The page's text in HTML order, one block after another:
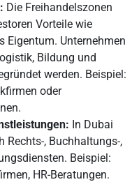
Die Freihandelszonen
Vorteile wie
Eigentum. Unternehmen
Bildung und
werden. Beispiel:
oder
In Dubai
Rechts-, Buchhaltungs-,
Beispiel:
HR-Beratungen.